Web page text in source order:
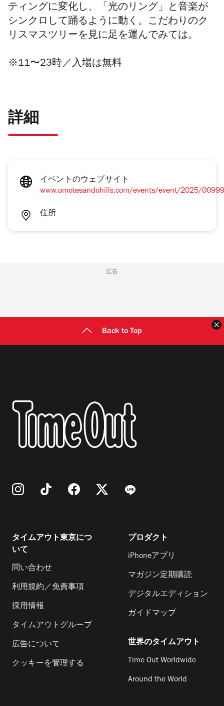
ティングに変化し、「光のリング」と音楽が
シンクロして踊るように動く。こだわりのク
リスマスツリーを見に足を運んでみては。
※11〜23時／入場は無料
詳細
イベントのウェブサイト
www.omotesandohills.com/events/event/2025/
住所
広告
Back to Top
タイムアウト東京につ
いて
問い合わせ
利用規約／免責事項
採用情報
タイムアウトグループ
広告について
クッキーを管理する
プロダクト
iPhoneアプリ
マガジン定期購読
デジタルエディション
ガイドマップ
世界のタイムアウト
Time Out Worldwide
Around the World